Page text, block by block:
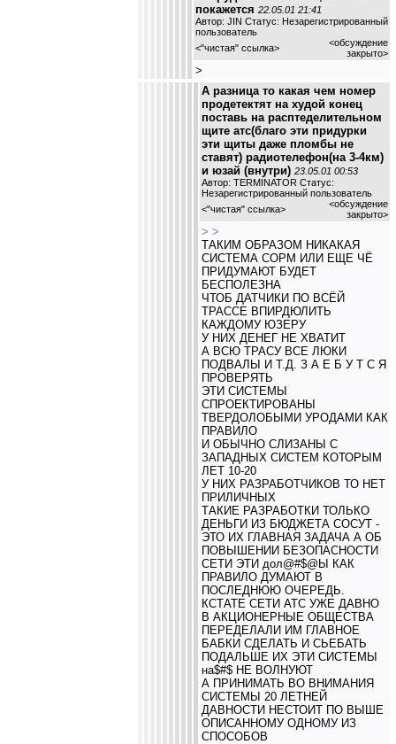
покажется 22.05.01 21:41
Автор: JIN Статус: Незарегистрированный
пользователь
<"чистая" ссылка>
<обсуждение
закрыто>
>
А разница то какая чем номер
продетектят на худой конец
поставь на расптеделительном
щите атс(благо эти придурки
эти щиты даже пломбы не
ставят) радиотелефон(на 3-4км)
и юзай (внутри) 23.05.01 00:53
Автор: TERMINATOR Статус:
Незарегистрированный пользователь
<"чистая" ссылка>
<обсуждение
закрыто>
> >
ТАКИМ ОБРАЗОМ НИКАКАЯ
СИСТЕМА СОРМ ИЛИ ЕЩЕ ЧЁ
ПРИДУМАЮТ БУДЕТ
БЕСПОЛЕЗНА
ЧТОБ ДАТЧИКИ ПО ВСЁЙ
ТРАССЕ ВПИРДЮЛИТЬ
КАЖДОМУ ЮЗЕРУ
У НИХ ДЕНЕГ НЕ ХВАТИТ
А ВСЮ ТРАСУ ВСЕ ЛЮКИ
ПОДВАЛЫ И Т.Д. З А Е Б У Т С Я
ПРОВЕРЯТЬ
ЭТИ СИСТЕМЫ
СПРОЕКТИРОВАНЫ
ТВЕРДОЛОБЫМИ УРОДАМИ КАК
ПРАВИЛО
И ОБЫЧНО СЛИЗАНЫ С
ЗАПАДНЫХ СИСТЕМ КОТОРЫМ
ЛЕТ 10-20
У НИХ РАЗРАБОТЧИКОВ ТО НЕТ
ПРИЛИЧНЫХ
ТАКИЕ РАЗРАБОТКИ ТОЛЬКО
ДЕНЬГИ ИЗ БЮДЖЕТА СОСУТ -
ЭТО ИХ ГЛАВНАЯ ЗАДАЧА А ОБ
ПОВЫШЕНИИ БЕЗОПАСНОСТИ
СЕТИ ЭТИ дол@#$@Ы КАК
ПРАВИЛО ДУМАЮТ В
ПОСЛЕДНЮЮ ОЧЕРЕДЬ.
КСТАТЕ СЕТИ АТС УЖЕ ДАВНО
В АКЦИОНЕРНЫЕ ОБЩЕСТВА
ПЕРЕДЕЛАЛИ ИМ ГЛАВНОЕ
БАБКИ СДЕЛАТЬ И СЬЕБАТЬ
ПОДАЛЬШЕ ИХ ЭТИ СИСТЕМЫ
на$#$ НЕ ВОЛНУЮТ
А ПРИНИМАТЬ ВО ВНИМАНИЯ
СИСТЕМЫ 20 ЛЕТНЕЙ
ДАВНОСТИ НЕСТОИТ ПО ВЫШЕ
ОПИСАННОМУ ОДНОМУ ИЗ
СПОСОБОВ